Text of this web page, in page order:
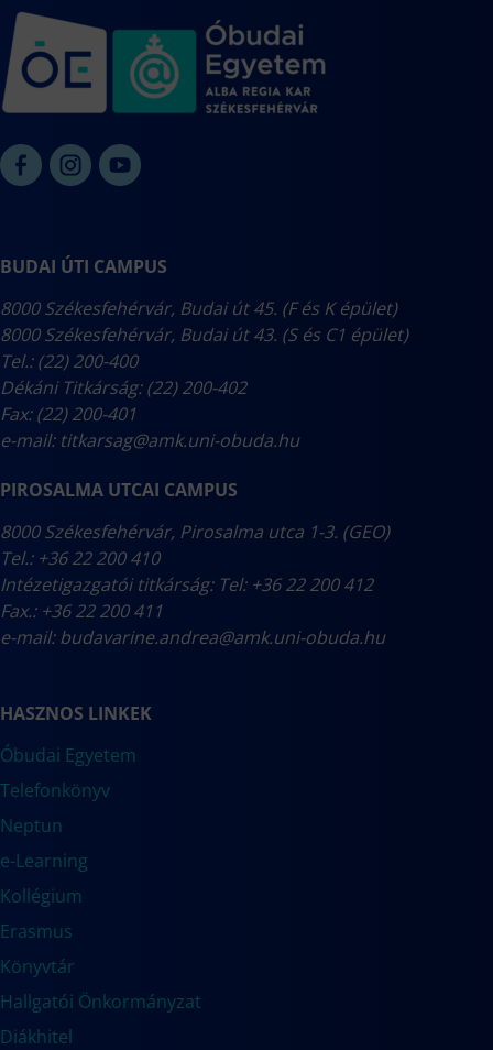
BUDAI ÚTI CAMPUS
8000 Székesfehérvár, Budai út 45. (F és K épület)
8000 Székesfehérvár, Budai út 43. (S és C1 épület)
Tel.: (22) 200-400
Dékáni Titkárság: (22) 200-402
Fax: (22) 200-401
e-mail: titkarsag@amk.uni-obuda.hu
PIROSALMA UTCAI CAMPUS
8000 Székesfehérvár, Pirosalma utca 1-3. (GEO)
Tel.: +36 22 200 410
Intézetigazgatói titkárság: Tel: +36 22 200 412
Fax.: +36 22 200 411
e-mail:budavarine.andrea@amk.uni-obuda.hu
HASZNOS LINKEK
Óbudai Egyetem
Telefonkönyv
Neptun
e-Learning
Kollégium
Erasmus
Könyvtár
Hallgatói Önkormányzat
Diákhitel